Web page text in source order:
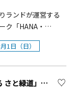
（土）～ 2026年6
：2025年11月1 日
年&nbsp; 2月7 日
へ冒険に行きまし
ランドが運営する
ク「HANA・
内にある日帰り温
ンド眺望温泉 花
日(金)～3月1日(日)
1日（日）
「旧目久尻川ふる さと緑道」ゲンジボタルの羽化観察会【寒川町】